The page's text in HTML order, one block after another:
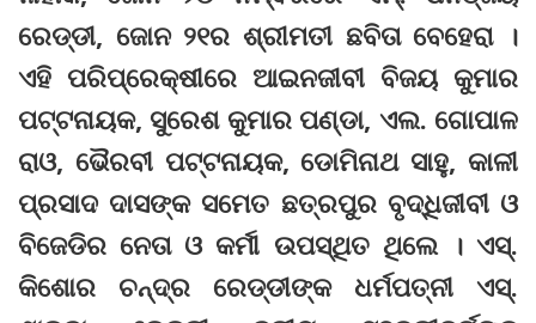
ରେଡ୍ଡୀ, ଜୋନ ୨୧ର ଶ୍ରୀମତୀ ଛବିତା ବେହେରା ।
ଏହି ପରିପ୍ରେକ୍ଷୀରେ ଆଇନଜୀବୀ ବିଜୟ କୁମାର
ପଟ୍ଟନାୟକ, ସୁରେଶ କୁମାର ପଣ୍ଡା, ଏଲ. ଗୋପାଳ
ରାଓ, ଭୈରବୀ ପଟ୍ଟନାୟକ, ଡୋମିନାଥ ସାହୁ, କାଳୀ
ପ୍ରସାଦ ଦାସଙ୍କ ସମେତ ଛତ୍ରପୁର ବୃଦ୍ଧିଜୀବୀ ଓ
ବିଜେଡିର ନେତା ଓ କର୍ମୀ ଉପସ୍ଥିତ ଥିଲେ । ଏସ୍.
କିଶୋର ଚନ୍ଦ୍ର ରେଡ୍ଡୀଙ୍କ ଧର୍ମପତ୍ନୀ ଏସ୍.